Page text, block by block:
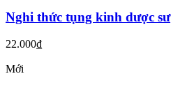
Nghi thức tụng kinh dược sư
22.000₫
Mới